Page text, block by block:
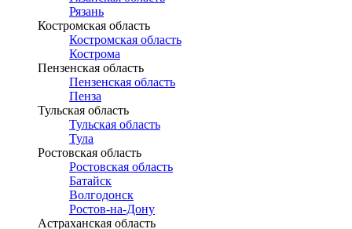
Рязань
Костромская область
Костромская область
Кострома
Пензенская область
Пензенская область
Пенза
Тульская область
Тульская область
Тула
Ростовская область
Ростовская область
Батайск
Волгодонск
Ростов-на-Дону
Астраханская область